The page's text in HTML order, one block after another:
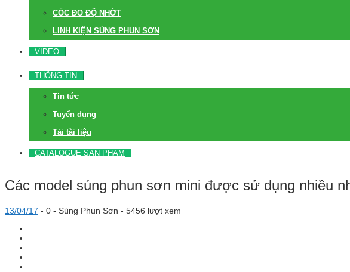
CỐC ĐO ĐỘ NHỚT
LINH KIỆN SÚNG PHUN SƠN
VIDEO
THÔNG TIN
Tin tức
Tuyển dụng
Tải tài liệu
CATALOGUE SẢN PHẨM
Các model súng phun sơn mini được sử dụng nhiều
13/04/17 - 0 - Súng Phun Sơn - 5456 lượt xem